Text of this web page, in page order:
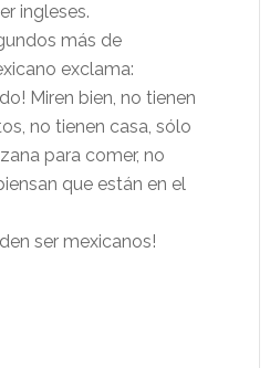
ingleses.
más de
exclama:
Miren bien, no tienen
no tienen casa, sólo
para comer, no
que están en el
ser mexicanos!